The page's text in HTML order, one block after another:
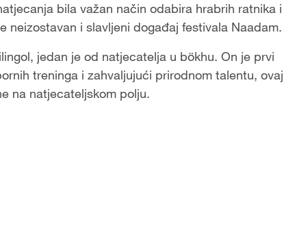
bila važan način odabira hrabrih ratnika i
neizostavan i slavljeni događaj festivala Naadam.
jedan je od natjecatelja u bökhu. On je prvi
treninga i zahvaljujući prirodnom talentu, ovaj
na natjecateljskom polju.